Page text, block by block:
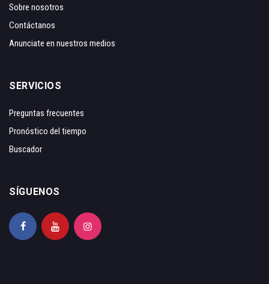
Sobre nosotros
Contáctanos
Anunciate en nuestros medios
SERVICIOS
Preguntas frecuentes
Pronóstico del tiempo
Buscador
SÍGUENOS